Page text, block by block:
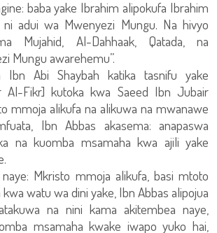
baba yake Ibrahim alipokufa Ibrahim
adui wa Mwenyezi Mungu. Na hivyo
Mujahid, Al-Dahhaak, Qatada, na
Mungu awarehemu”.
Ibn Abi Shaybah katika tasnifu yake
Fikr] kutoka kwa Saeed Ibn Jubair
mmoja alikufa na alikuwa na mwanawe
Ibn Abbas akasema: anapaswa
na kuomba msamaha kwa ajili yake
Mkristo mmoja alikufa, basi mtoto
watu wa dini yake, Ibn Abbas alipojua
na nini kama akitembea naye,
msamaha kwake iwapo yuko hai,